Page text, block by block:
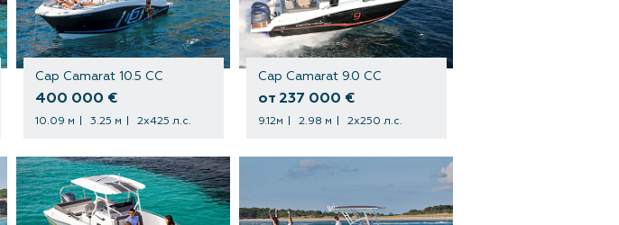
Cap Camarat 10.5 CC
400 000 €
10.09 м 3.25 м 2х425 л.с.
Cap Camarat 9.0 CC
от 237 000 €
9.12м 2.98 м 2х250 л.с.